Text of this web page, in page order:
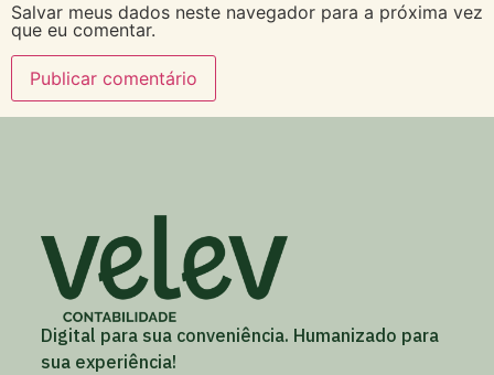
Salvar meus dados neste navegador para a próxima vez
que eu comentar.
Digital para sua conveniência. Humanizado para
sua experiência!